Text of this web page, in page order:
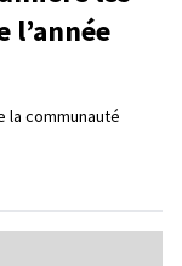
l’année
la communauté